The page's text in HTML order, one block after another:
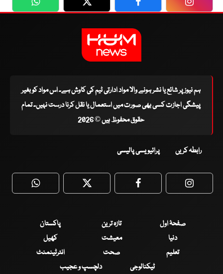
WhatsApp Twitter Facebook
ہم نیوز پر شائع یا نشر ہونے والا مواد ادارتی ٹیم کی کاوش ہے۔ اس مواد کو بغیر
پیشگی اجازت کسی بھی صورت میں استعمال یا نقل کرنا درست نہیں۔ تمام
حقوق محفوظ ہیں © 2026
رابطہ کریں پرائیویسی پالیسی
WhatsApp Twitter Facebook
صفحۂ اول تازہ ترین
پاکستان
دنیا
معیشت
کھیل
تعلیم
صحت
انٹرٹینمنٹ
ٹیکنالوجی
دلچسپ و عجیب